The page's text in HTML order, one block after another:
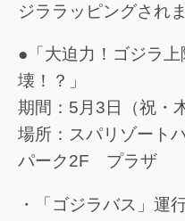
ジララッピングされま
●「大迫力！ゴジラ
壊！？」
期間：5月3日（祝・
場所：スパリゾート
パーク2F プラザ
・「ゴジラバス」